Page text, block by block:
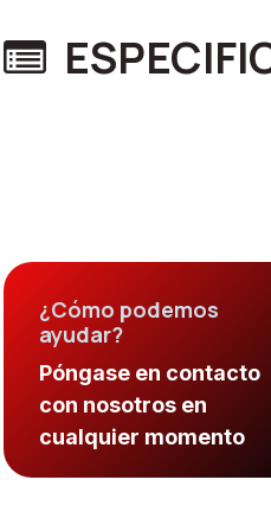
¿Cómo podemos
ayudar?
Póngase en contacto
con nosotros en
cualquier momento